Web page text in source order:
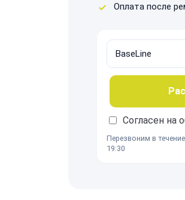
Оплата после
Согласен на
Перезвоним в
19:30